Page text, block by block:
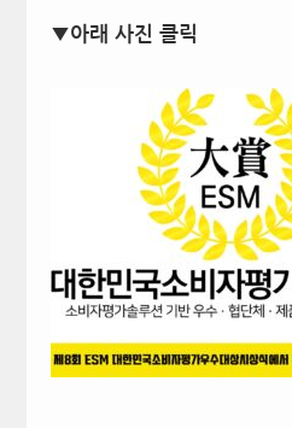
▼아래 사진 클릭